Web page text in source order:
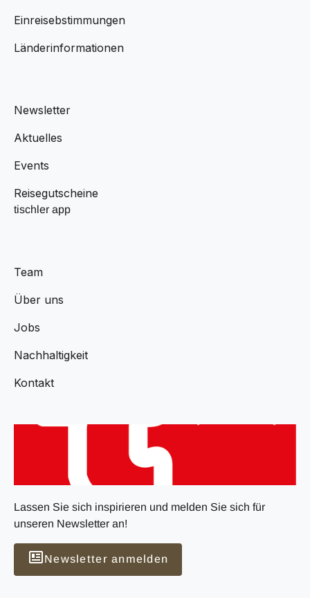
Einreisebstimmungen
Länderinformationen
Newsletter
Aktuelles
Events
Reisegutscheine
tischler app
Team
Über uns
Jobs
Nachhaltigkeit
Kontakt
Lassen Sie sich inspirieren und melden Sie sich für
unseren Newsletter an!
Newsletter anmelden